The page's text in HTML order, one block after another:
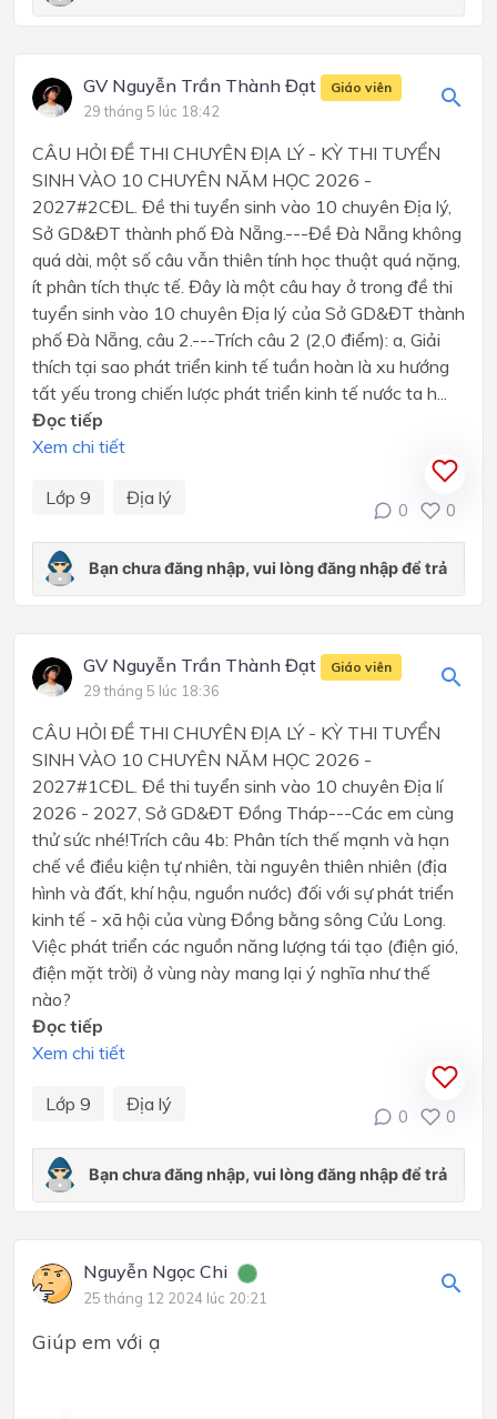
GV Nguyễn Trần Thành Đạt Giáo viên
29 tháng 5 lúc 18:42
CÂU HỎI ĐỀ THI CHUYÊN ĐỊA LÝ - KỲ THI TUYỂN
SINH VÀO 10 CHUYÊN NĂM HỌC 2026 -
2027#2CĐL. Đề thi tuyển sinh vào 10 chuyên Địa lý,
Sở GD&ĐT thành phố Đà Nẵng.---Đề Đà Nẵng không
quá dài, một số câu vẫn thiên tính học thuật quá nặng,
ít phân tích thực tế. Đây là một câu hay ở trong đề thi
tuyển sinh vào 10 chuyên Địa lý của Sở GD&ĐT thành
phố Đà Nẵng, câu 2.---Trích câu 2 (2,0 điểm): a, Giải
thích tại sao phát triển kinh tế tuần hoàn là xu hướng
tất yếu trong chiến lược phát triển kinh tế nước ta h...
Đọc tiếp
Xem chi tiết
Lớp 9 Địa lý
0 0
GV Nguyễn Trần Thành Đạt Giáo viên
29 tháng 5 lúc 18:36
CÂU HỎI ĐỀ THI CHUYÊN ĐỊA LÝ - KỲ THI TUYỂN
SINH VÀO 10 CHUYÊN NĂM HỌC 2026 -
2027#1CĐL. Đề thi tuyển sinh vào 10 chuyên Địa lí
2026 - 2027, Sở GD&ĐT Đồng Tháp---Các em cùng
thử sức nhé!Trích câu 4b: Phân tích thế mạnh và hạn
chế về điều kiện tự nhiên, tài nguyên thiên nhiên (địa
hình và đất, khí hậu, nguồn nước) đối với sự phát triển
kinh tế - xã hội của vùng Đồng bằng sông Cửu Long.
Việc phát triển các nguồn năng lượng tái tạo (điện gió,
điện mặt trời) ở vùng này mang lại ý nghĩa như thế
nào?
Đọc tiếp
Xem chi tiết
Lớp 9 Địa lý
0 0
Nguyễn Ngọc Chi
25 tháng 12 2024 lúc 20:21
Giúp em với ạ